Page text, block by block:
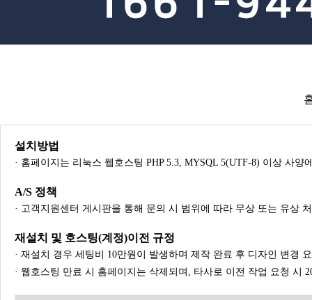
설치방법
· 홈페이지는 리눅스 웹호스팅 PHP 5.3, MYSQL 5(UTF-8) 이상 사양
A/S 정책
· 고객지원센터 게시판을 통해 문의 시 범위에 따라 무상 또는 유상
재설치 및 호스팅(계정)이전 규정
· 재설치 경우 세팅비 10만원이 발생하며 제작 완료 후 디자인 변경
· 웹호스팅 만료 시 홈페이지는 삭제되며, 타사로 이전 작업 요청 시